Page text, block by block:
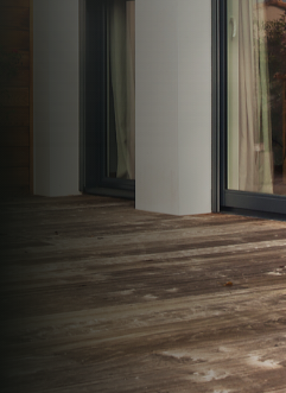
roulant officiel pour vous
usines sans minimum
technique chantier et
07 83 35 69 17
MON DEVIS MOTEUR
Voir tous nos produits